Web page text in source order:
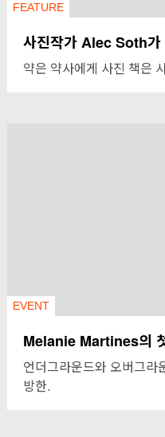
FEATURE
사진작가 Alec Soth가
약은 약사에게 사진 책은
EVENT
Melanie Martines의
언더그라운드와 오버그라
방한.